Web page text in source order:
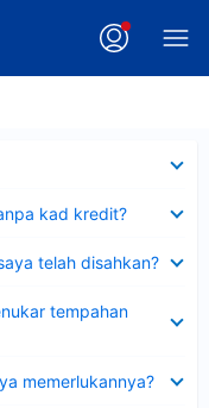
kad kredit?
telah disahkan?
tempahan
memerlukannya?